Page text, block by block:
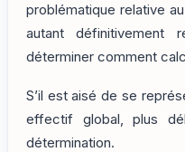
problématique relative
autant définitivement
déterminer comment
S’il est aisé de se
effectif global, plus
détermination.